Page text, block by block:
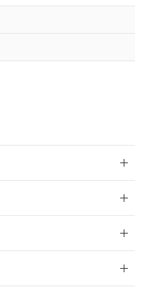
囲で利用すること
は、
"
の「1.共同利
社基準）
ました。
在庫切替を完了
ことがない限
愛しておりま